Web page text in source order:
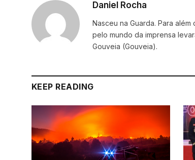
Daniel Rocha
Nasceu na Guarda. Para
pelo mundo da imprensa
Gouveia (Gouveia).
KEEP READING